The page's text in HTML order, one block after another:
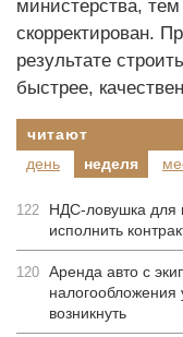
министерства,
скорректирован.
результате
быстрее,
читают
день
неделя
122
НДС-ловушка для
исполнить
120 Аренда авто с
налогообложения
возникнуть